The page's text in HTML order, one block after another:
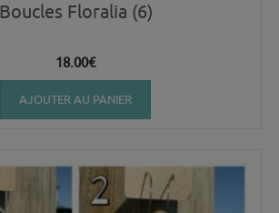
Boucles Floralia (6)
18.00€
AJOUTER AU PANIER